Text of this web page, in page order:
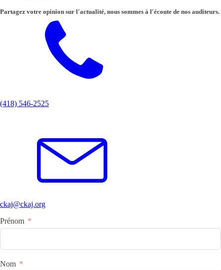
Partagez votre opinion sur l'actualité, nous sommes à l'écoute de nos auditeurs.
(418) 546-2525
ckaj@ckaj.org
Prénom
Nom